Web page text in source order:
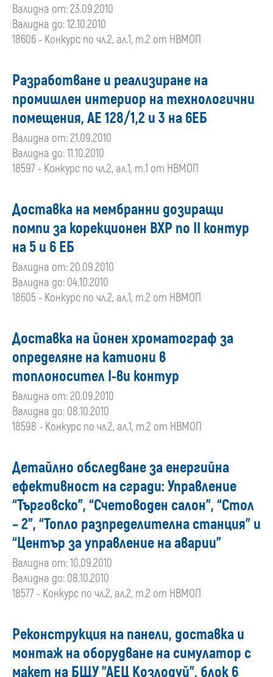
Валидна от: 23.09.2010
Валидна до: 12.10.2010
18606 - Конкурс по чл.2, ал.1, т.2 от НВМОП
Разработване и реализиране на
промишлен интериор на технологични
помещения, АЕ 128/1,2 и 3 на 6ЕБ
Валидна от: 21.09.2010
Валидна до: 11.10.2010
18597 - Конкурс по чл.2, ал.1, т.1 от НВМОП
Доставка на мембранни дозиращи
помпи за корекционен ВХР по II контур
на 5 и 6 EБ
Валидна от: 20.09.2010
Валидна до: 04.10.2010
18605 - Конкурс по чл.2, ал.1, т.2 от НВМОП
Доставка на йонен хроматограф за
определяне на катиони в
топлоносител I-ви контур
Валидна от: 20.09.2010
Валидна до: 08.10.2010
18598 - Конкурс по чл.2, ал.1, т.2 от НВМОП
Детайлно обследване за енергийна
ефективност на сгради: Управление
“Търговско”, “Счетоводен салон”, “Стол
– 2”, “Топло разпределителна станция” и
“Център за управление на аварии”
Валидна от: 10.09.2010
Валидна до: 08.10.2010
18577 - Конкурс по чл.2, ал.2, т.2 от НВМОП
Реконструкция на панели, доставка и
монтаж на оборудване на симулатор с
макет на БЩУ "АЕЦ Козлодуй", блок 6